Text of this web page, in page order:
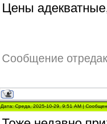
Цены
Сообщение
Дата: Среда, 2025-10-29, 9:51 AM |